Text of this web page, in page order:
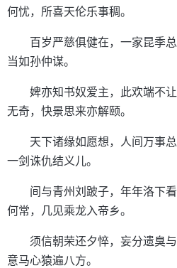
何忧，所喜天伦乐事稠。
百岁严慈俱健在，一家昆季
当如孙仲谋。
婢亦知书奴爱主，此欢端不
无奇，快景思来亦解颐。
天下诸缘如愿想，人间万事
一剑诛仇结义儿。
间与青州刘跛子，年年洛下
何常，几见乘龙入帝乡。
须信朝荣还夕悴，妄分遗臭
意马心猿遍八方。